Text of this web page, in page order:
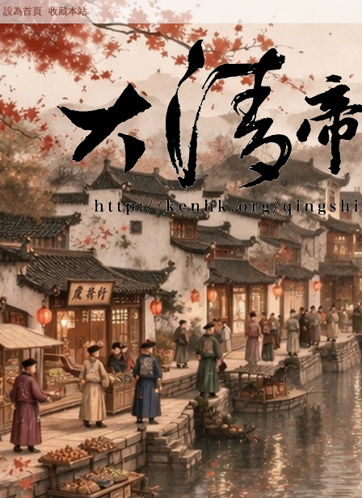
設為首頁 收藏本站